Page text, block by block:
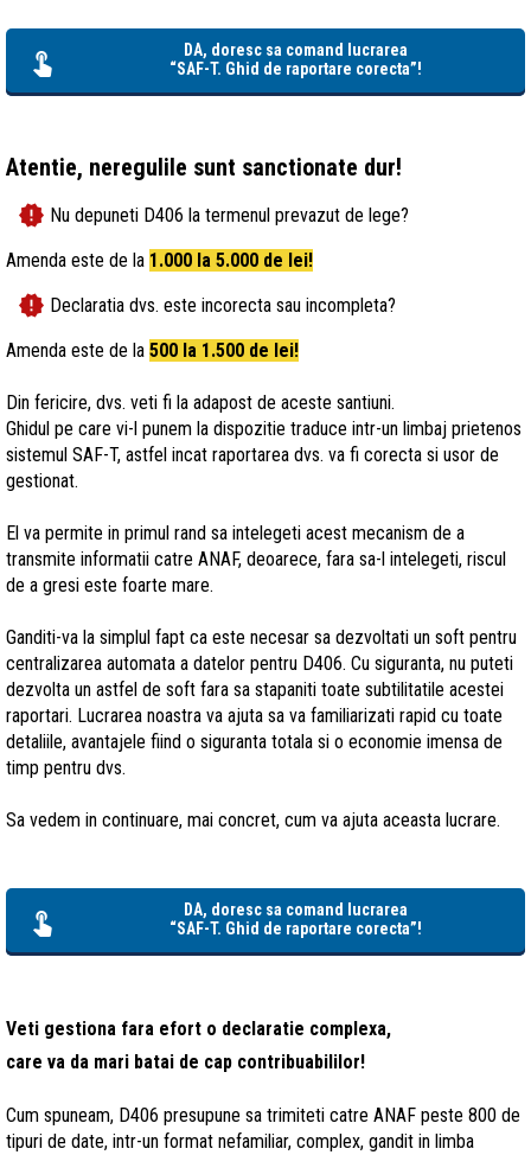
DA, doresc sa comand lucrarea
“SAF-T. Ghid de raportare corecta”!
Atentie, neregulile sunt sanctionate dur!
new_releases Nu depuneti D406 la termenul prevazut de lege?
Amenda este de la 1.000 la 5.000 de lei!
new_releases Declaratia dvs. este incorecta sau incompleta?
Amenda este de la 500 la 1.500 de lei!
Din fericire, dvs. veti fi la adapost de aceste santiuni.
Ghidul pe care vi-l punem la dispozitie traduce intr-un limbaj prietenos
sistemul SAF-T, astfel incat raportarea dvs. va fi corecta si usor de
gestionat.
El va permite in primul rand sa intelegeti acest mecanism de a
transmite informatii catre ANAF, deoarece, fara sa-l intelegeti, riscul
de a gresi este foarte mare.
Ganditi-va la simplul fapt ca este necesar sa dezvoltati un soft pentru
centralizarea automata a datelor pentru D406. Cu siguranta, nu puteti
dezvolta un astfel de soft fara sa stapaniti toate subtilitatile acestei
raportari. Lucrarea noastra va ajuta sa va familiarizati rapid cu toate
detaliile, avantajele fiind o siguranta totala si o economie imensa de
timp pentru dvs.
Sa vedem in continuare, mai concret, cum va ajuta aceasta lucrare.
DA, doresc sa comand lucrarea
“SAF-T. Ghid de raportare corecta”!
Veti gestiona fara efort o declaratie complexa,
care va da mari batai de cap contribuabililor!
Cum spuneam, D406 presupune sa trimiteti catre ANAF peste 800 de
tipuri de date, intr-un format nefamiliar, complex, gandit in limba